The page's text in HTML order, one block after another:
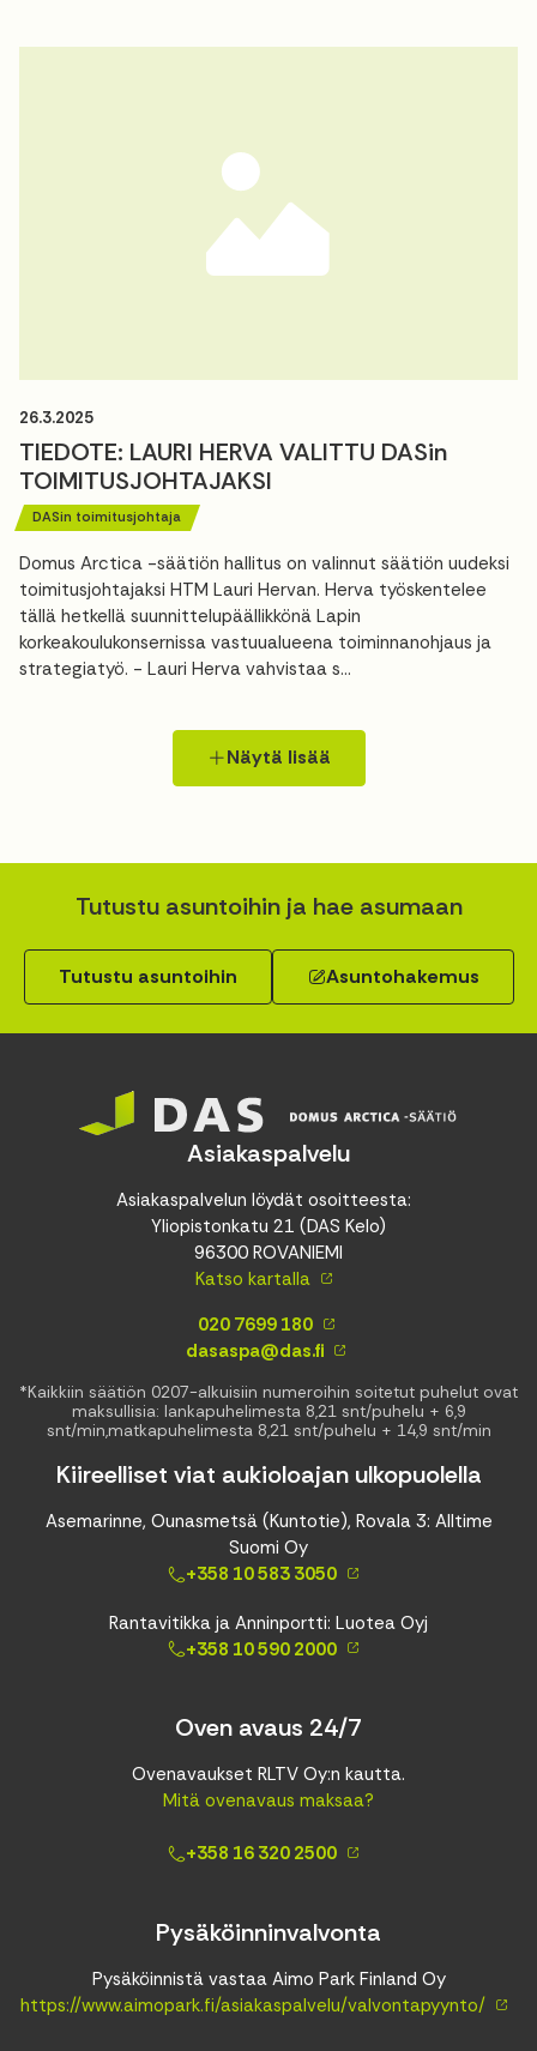
26.3.2025
TIEDOTE: LAURI HERVA VALITTU DASin
TOIMITUSJOHTAJAKSI
DASin toimitusjohtaja
Domus Arctica -säätiön hallitus on valinnut säätiön uudeksi
toimitusjohtajaksi HTM Lauri Hervan. Herva työskentelee
tällä hetkellä suunnittelupäällikkönä Lapin
korkeakoulukonsernissa vastuualueena toiminnanohjaus ja
strategiatyö. - Lauri Herva vahvistaa s...
Näytä lisää
Tutustu asuntoihin ja hae asumaan
Tutustu asuntoihin Asuntohakemus
Asiakaspalvelu
Asiakaspalvelun löydät osoitteesta:
Yliopistonkatu 21 (DAS Kelo)
96300 ROVANIEMI
Katso kartalla
020 7699 180
dasaspa@das.fi
*Kaikkiin säätiön 0207-alkuisiin numeroihin soitetut puhelut ovat
maksullisia: lankapuhelimesta 8,21 snt/puhelu + 6,9
snt/min,matkapuhelimesta 8,21 snt/puhelu + 14,9 snt/min
Kiireelliset viat aukioloajan ulkopuolella
Asemarinne, Ounasmetsä (Kuntotie), Rovala 3: Alltime
Suomi Oy
+358 10 583 3050
Rantavitikka ja Anninportti: Luotea Oyj
+358 10 590 2000
Oven avaus 24/7
Ovenavaukset RLTV Oy:n kautta.
Mitä ovenavaus maksaa?
+358 16 320 2500
Pysäköinninvalvonta
Pysäköinnistä vastaa Aimo Park Finland Oy
https://www.aimopark.fi/asiakaspalvelu/valvontapyynto/